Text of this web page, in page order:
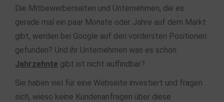
Die Mitbewerberseiten und Unternehmen, die es
gerade mal ein paar Monate oder Jahre auf dem Markt
gibt, werden bei Google auf den vordersten Positionen
gefunden? Und ihr Unternehmen was es schon
Jahrzehnte gibt ist nicht auffindbar?
Sie haben viel für eine Webseite investiert und fragen
sich, wieso keine Kundenanfragen über diese